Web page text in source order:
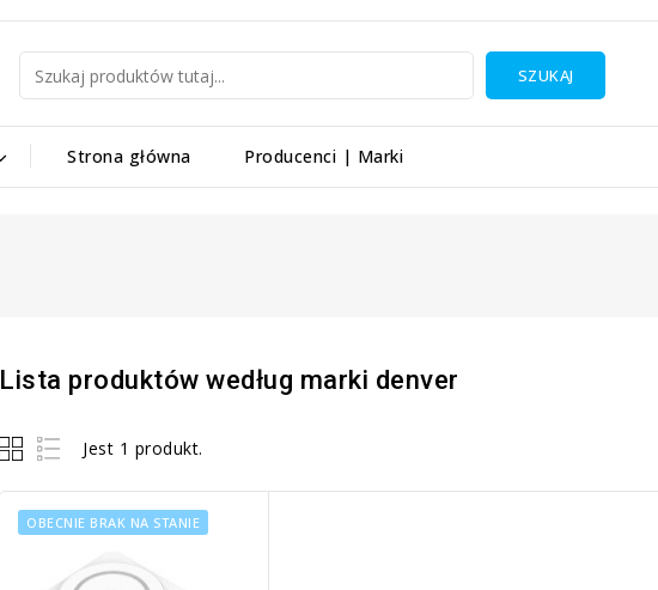
SZUKAJ
Strona główna Producenci | Marki
Lista produktów według marki denver
Jest 1 produkt.
OBECNIE BRAK NA STANIE